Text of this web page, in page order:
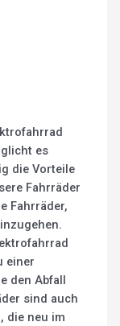
es
die Vorteile
Fahrräder
Fahrräder,
einer
den Abfall
sind auch
die neu im